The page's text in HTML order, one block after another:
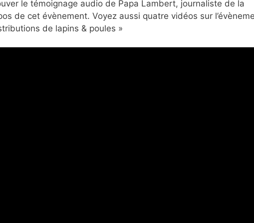
le témoignage audio de Papa Lambert, journaliste de la
de cet évènement. Voyez aussi quatre vidéos sur
de lapins & poules »